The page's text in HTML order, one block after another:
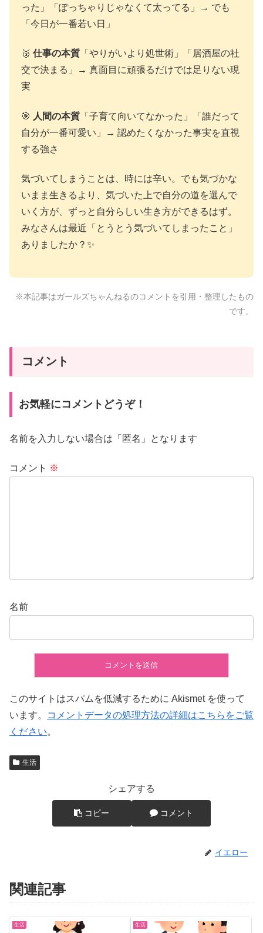
った」「ぽっちゃりじゃなくて太ってる」→ でも
「今日が一番若い日」
🥉 仕事の本質 「やりがいより処世術」「居酒屋の社
交で決まる」→ 真面目に頑張るだけでは足りない現
実
🎯 人間の本質 「子育て向いてなかった」「誰だって
自分が一番可愛い」→ 認めたくなかった事実を直視
する強さ
気づいてしまうことは、時には辛い。でも気づかな
いまま生きるより、気づいた上で自分の道を選んで
いく方が、ずっと自分らしい生き方ができるはず。
みなさんは最近「とうとう気づいてしまったこと」
ありましたか？✨
※本記事はガールズちゃんねるのコメントを引用・整理したもの
です。
コメント
お気軽にコメントどうぞ！
名前を入力しない場合は「匿名」となります
コメント ※
名前
このサイトはスパムを低減するために Akismet を使って
います。
コメントデータの処理方法の詳細はこちらをご覧
ください。
生活
シェアする
コピー コメント
イエロー
関連記事
生活 生活